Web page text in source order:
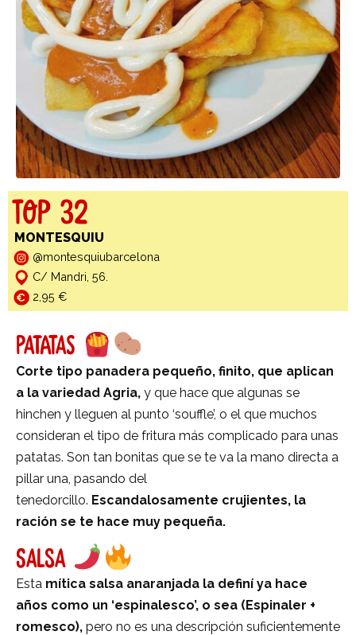
TOP 32
MONTESQUIU
@montesquiubarcelona
C/ Mandri, 56.
2,95 €
PATATAS
Corte tipo panadera pequeño, finito, que aplican
a la variedad Agria, y que hace que algunas se
hinchen y lleguen al punto ‘souffle’, o el que muchos
consideran el tipo de fritura más complicado para unas
patatas. Son tan bonitas que se te va la mano directa a
pillar una, pasando del
tenedorcillo. Escandalosamente crujientes, la
ración se te hace muy pequeña.
SALSA
Esta mítica salsa anaranjada la definí ya hace
años como un ‘espinalesco’, o sea (Espinaler +
romesco), pero no es una descripción suficientemente